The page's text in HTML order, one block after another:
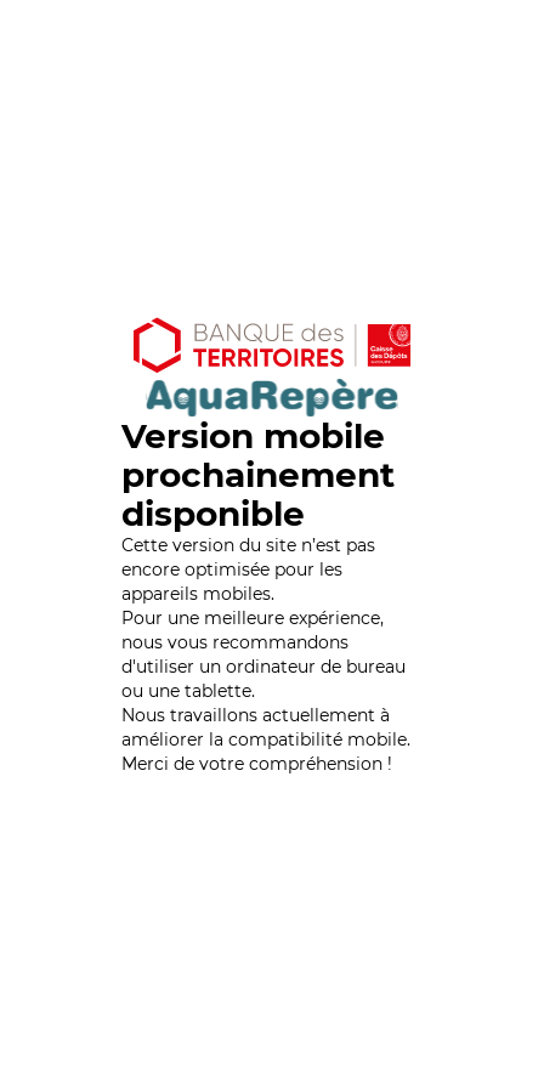
Version mobile
prochainement
disponible
Cette version du site n’est pas
encore optimisée pour les
appareils mobiles.
Pour une meilleure expérience,
nous vous recommandons
d'utiliser un ordinateur de bureau
ou une tablette.
Nous travaillons actuellement à
améliorer la compatibilité mobile.
Merci de votre compréhension !